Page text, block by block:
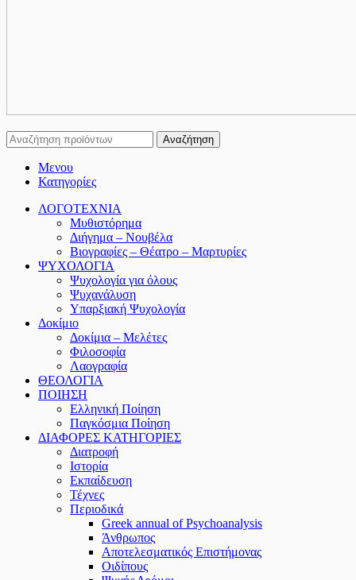
Αναζήτηση
Μενου
Κατηγορίες
ΛΟΓΟΤΕΧΝΙΑ
Μυθιστόρημα
Διήγημα – Νουβέλα
Βιογραφίες – Θέατρο – Μαρτυρίες
ΨΥΧΟΛΟΓΙΑ
Ψυχολογία για όλους
Ψυχανάλυση
Υπαρξιακή Ψυχολογία
Δοκίμιο
Δοκίμια – Μελέτες
Φιλοσοφία
Λαογραφία
ΘΕΟΛΟΓΙΑ
ΠΟΙΗΣΗ
Ελληνική Ποίηση
Παγκόσμια Ποίηση
ΔΙΑΦΟΡΕΣ ΚΑΤΗΓΟΡΙΕΣ
Διατροφή
Ιστορία
Εκπαίδευση
Τέχνες
Περιοδικά
Greek annual of Psychoanalysis
Άνθρωπος
Αποτελεσματικός Επιστήμονας
Οιδίπους